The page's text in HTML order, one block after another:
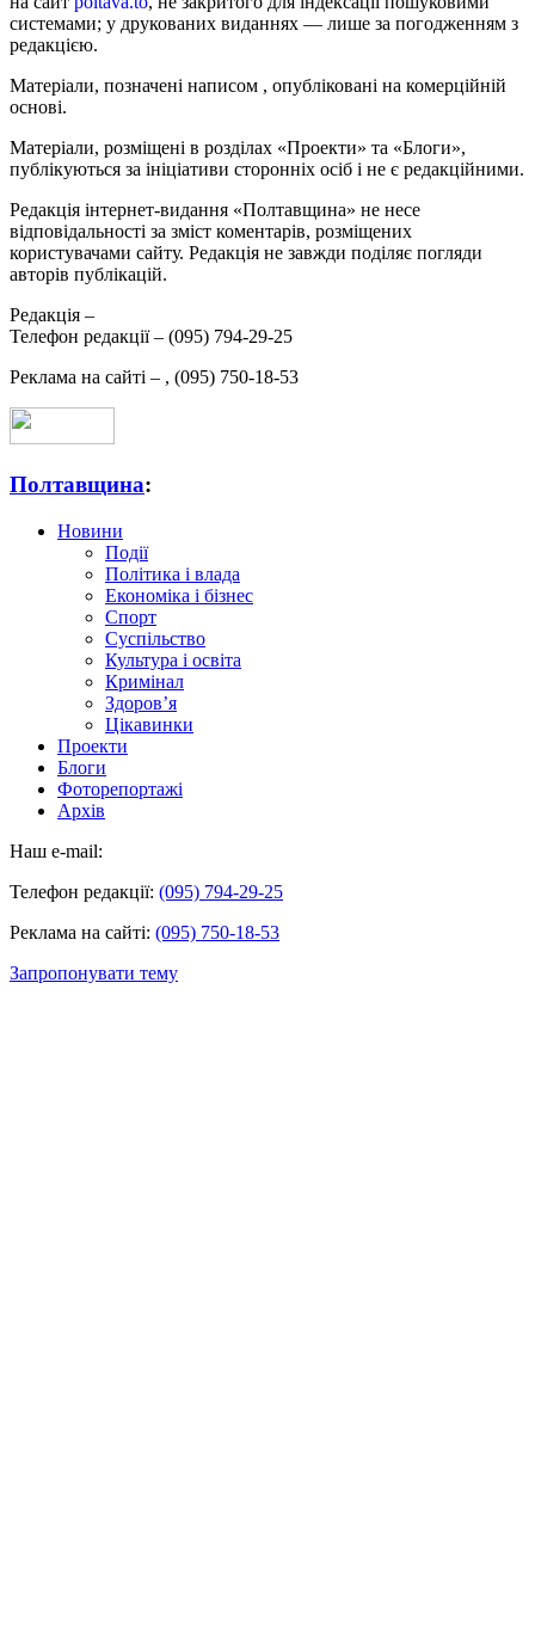
системами; у друкованих виданнях — лише за погодженням з
редакцією.
Матеріали, позначені написом , опубліковані на комерційній
основі.
Матеріали, розміщені в розділах «Проекти» та «Блоги»,
публікуються за ініціативи сторонніх осіб і не є редакційними.
Редакція інтернет-видання «Полтавщина» не несе
відповідальності за зміст коментарів, розміщених
користувачами сайту. Редакція не завжди поділяє погляди
авторів публікацій.
Редакція –
Телефон редакції – (095) 794-29-25
Реклама на сайті – , (095) 750-18-53
Полтавщина:
Новини
Події
Політика і влада
Економіка і бізнес
Спорт
Суспільство
Культура і освіта
Кримінал
Здоров’я
Цікавинки
Проекти
Блоги
Фоторепортажі
Архів
Наш e-mail:
Телефон редакції: (095) 794-29-25
Реклама на сайті: (095) 750-18-53
Запропонувати тему